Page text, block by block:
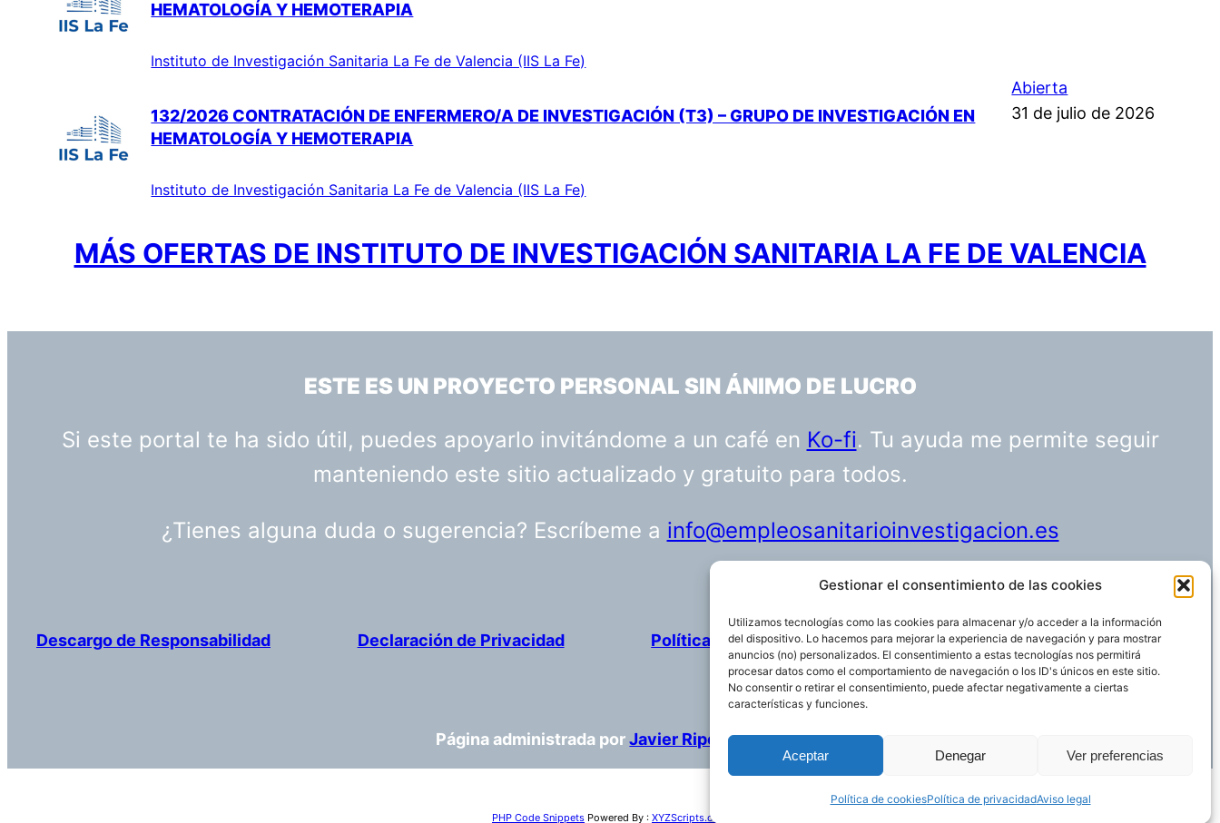
Gestionar el consentimiento de las cookies
Utilizamos tecnologías como las cookies para almacenar y/o acceder a la información
del dispositivo. Lo hacemos para mejorar la experiencia de navegación y para mostrar
anuncios (no) personalizados. El consentimiento a estas tecnologías nos permitirá
procesar datos como el comportamiento de navegación o los ID's únicos en este sitio.
No consentir o retirar el consentimiento, puede afectar negativamente a ciertas
características y funciones.
Aceptar Denegar Ver preferencias
Política de cookiesPolítica de privacidadAviso legal
HEMATOLOGÍA Y HEMOTERAPIA
Instituto de Investigación Sanitaria La Fe de Valencia (IIS La Fe)
132/2026 CONTRATACIÓN DE ENFERMERO/A DE INVESTIGACIÓN (T3) – GRUPO DE INVESTIGACIÓN EN
HEMATOLOGÍA Y HEMOTERAPIA
Instituto de Investigación Sanitaria La Fe de Valencia (IIS La Fe)
Abierta
31 de julio de 2026
MÁS OFERTAS DE INSTITUTO DE INVESTIGACIÓN SANITARIA LA FE DE VALENCIA
ESTE ES UN PROYECTO PERSONAL SIN ÁNIMO DE LUCRO
Si este portal te ha sido útil, puedes apoyarlo invitándome a un café en Ko-fi. Tu ayuda me permite seguir
manteniendo este sitio actualizado y gratuito para todos.
¿Tienes alguna duda o sugerencia? Escríbeme a info@empleosanitarioinvestigacion.es
Descargo de Responsabilidad Declaración de Privacidad Política de cookies Funciona gracias aWordPress
Página administrada porJavier Ripoll
PHP Code Snippets Powered By : XYZScripts.com